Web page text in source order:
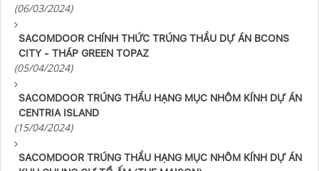
(06/03/2024)
SACOMDOOR CHÍNH THỨC TRÚNG THẦU DỰ ÁN BCONS
CITY - THÁP GREEN TOPAZ
(05/04/2024)
SACOMDOOR TRÚNG THẦU HẠNG MỤC NHÔM KÍNH DỰ ÁN
CENTRIA ISLAND
(15/04/2024)
SACOMDOOR TRÚNG THẦU HẠNG MỤC NHÔM KÍNH DỰ ÁN